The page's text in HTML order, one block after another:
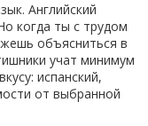
Английский
когда ты с трудом
объясниться в
учат минимум
испанский,
от выбранной